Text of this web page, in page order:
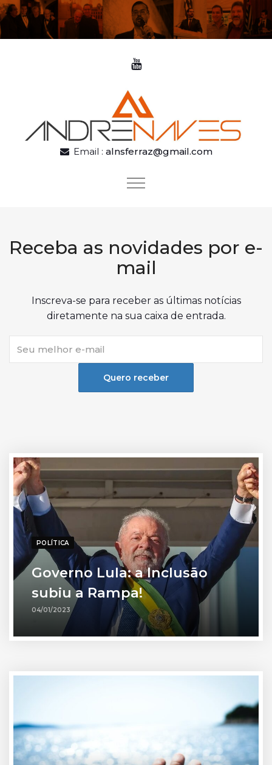
Skip to content
Email : alnsferraz@gmail.com
Toggle
Receba as novidades por e-
mail
Inscreva-se para receber as últimas notícias
diretamente na sua caixa de entrada.
Quero receber
POLÍTICA
Governo Lula: a Inclusão
subiu a Rampa!
04/01/2023